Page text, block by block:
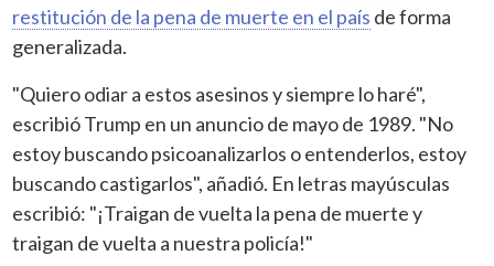
restitución de la pena de muerte en el país de forma
generalizada.
"Quiero odiar a estos asesinos y siempre lo haré",
escribió Trump en un anuncio de mayo de 1989. "No
estoy buscando psicoanalizarlos o entenderlos, estoy
buscando castigarlos", añadió. En letras mayúsculas
escribió: "¡Traigan de vuelta la pena de muerte y
traigan de vuelta a nuestra policía!"